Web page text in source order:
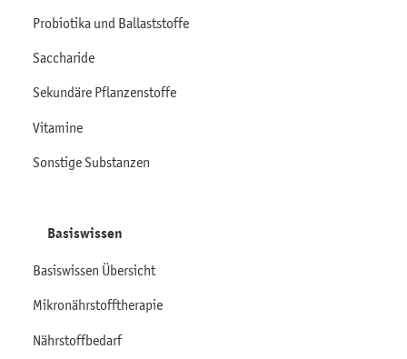
Probiotika und Ballaststoffe
Saccharide
Sekundäre Pflanzenstoffe
Vitamine
Sonstige Substanzen
Basiswissen
Basiswissen Übersicht
Mikronährstofftherapie
Nährstoffbedarf